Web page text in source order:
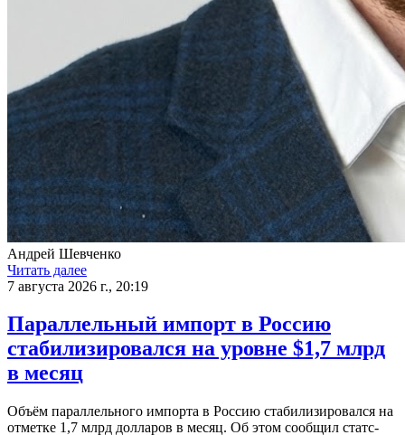
Андрей Шевченко
Читать далее
7 августа 2026 г., 20:19
Параллельный импорт в Россию
стабилизировался на уровне $1,7 млрд
в месяц
Объём параллельного импорта в Россию стабилизировался на
отметке 1,7 млрд долларов в месяц. Об этом сообщил статс-